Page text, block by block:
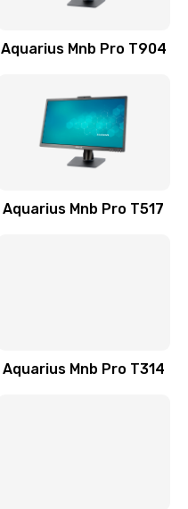
памяти
Aquarius Mnb Pro T904
Aquarius Mnb Pro T517
Aquarius Mnb Pro T314